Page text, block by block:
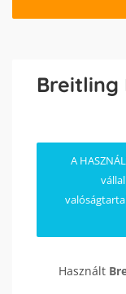
Breitling
A
Használt